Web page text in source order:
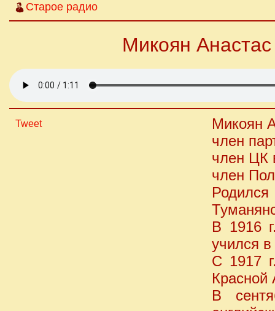
Старое радио
Микоян
Tweet
Микоян
член
член ЦК
член
В 1916
учился
С 1917
Красной
В